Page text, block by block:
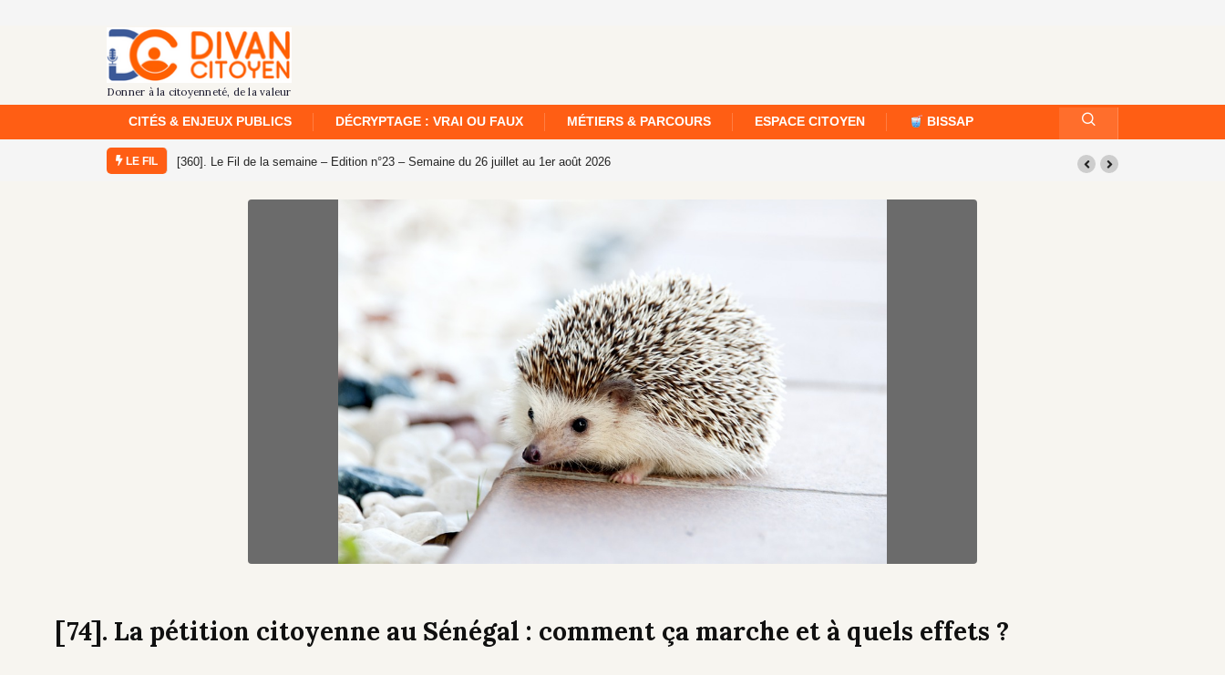
CITÉS & ENJEUX PUBLICS DÉCRYPTAGE : VRAI OU FAUX MÉTIERS & PARCOURS ESPACE CITOYEN BISSAP
LE FIL
la semaine – Edition n°23 – Semaine du 26 juillet au 1er août 2026[359]. Le Fil de la semaine – Edition n°22 – Semaine du 19 au 25 juillet 2026
[74]. La pétition citoyenne au Sénégal : comment ça marche et à quels effets ?